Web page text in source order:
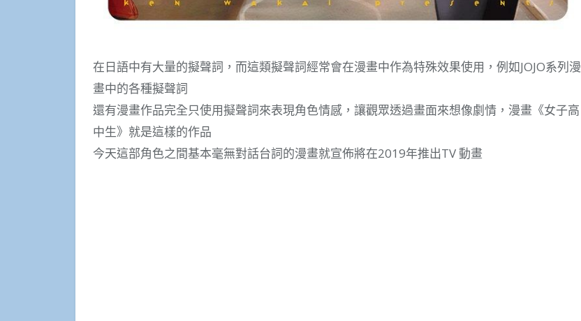
在日語中有大量的擬聲詞，而這類擬聲詞經常會在漫畫中作為特殊效果使用，例如JOJO系列漫
畫中的各種擬聲詞
還有漫畫作品完全只使用擬聲詞來表現角色情感，讓觀眾透過畫面來想像劇情，漫畫《女子高
中生》就是這樣的作品
今天這部角色之間基本毫無對話台詞的漫畫就宣佈將在2019年推出TV 動畫